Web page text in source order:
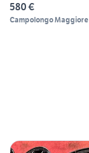
580 €
Campolongo Maggiore